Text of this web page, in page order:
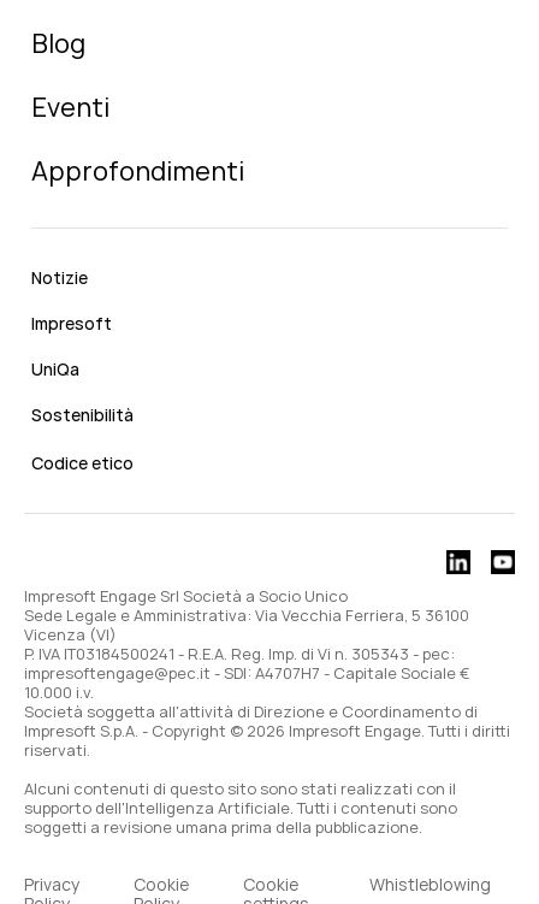
Blog
Eventi
Approfondimenti
Notizie
Impresoft
UniQa
Sostenibilità
Codice etico
Impresoft Engage Srl Società a Socio Unico
Sede Legale e Amministrativa: Via Vecchia Ferriera, 5 36100
Vicenza (VI)
P. IVA IT03184500241 - R.E.A. Reg. Imp. di Vi n. 305343 - pec:
impresoftengage@pec.it - SDI: A4707H7 - Capitale Sociale €
10.000 i.v.
Società soggetta all'attività di Direzione e Coordinamento di
Impresoft S.p.A. - Copyright © 2026 Impresoft Engage. Tutti i diritti
riservati.
Alcuni contenuti di questo sito sono stati realizzati con il
supporto dell'Intelligenza Artificiale. Tutti i contenuti sono
soggetti a revisione umana prima della pubblicazione.
Privacy
Cookie
Cookie
Whistleblowing